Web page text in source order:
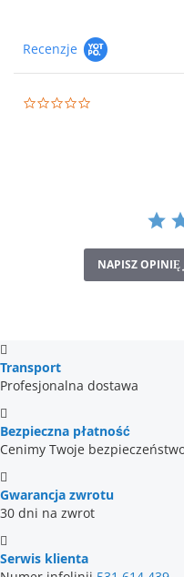
Recenzje
NAPISZ OPINIĘ
Transport
Profesjonalna dostawa
Bezpieczna płatność
Cenimy Twoje
Gwarancja zwrotu
30 dni na zwrot
Serwis klienta